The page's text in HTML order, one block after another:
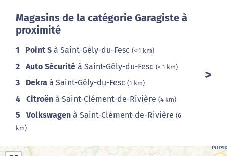
Magasins de la catégorie Garagiste à
proximité
1 Point S à Saint-Gély-du-Fesc (< 1 km)
2 Auto Sécurité à Saint-Gély-du-Fesc (< 1 km)
3 Dekra à Saint-Gély-du-Fesc (1 km)
4 Citroën à Saint-Clément-de-Rivière (4 km)
5 Volkswagen à Saint-Clément-de-Rivière (6
km)